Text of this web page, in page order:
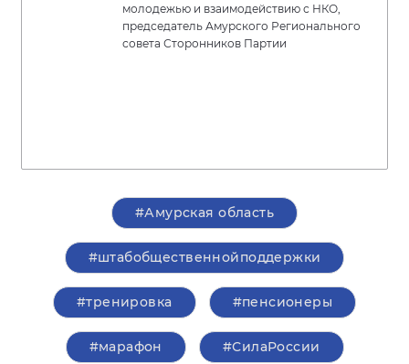
молодежью и взаимодействию с НКО,
председатель Амурского Регионального
совета Сторонников Партии
#Амурская область
#штабобщественнойподдержки
#тренировка #пенсионеры
#марафон #СилаРоссии